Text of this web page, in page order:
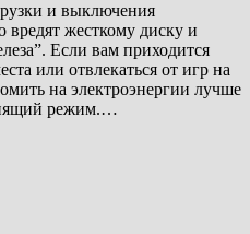
и выключения
жесткому диску и
Если вам приходится
или отвлекаться от игр на
на электроэнергии лучше
режим.…